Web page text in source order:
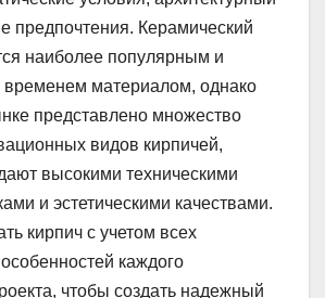
предпочтения. Керамический
наиболее популярным и
материалом, однако
представлено множество
видов кирпичей,
высокими техническими
и эстетическими качествами.
кирпич с учетом всех
каждого
чтобы создать надежный